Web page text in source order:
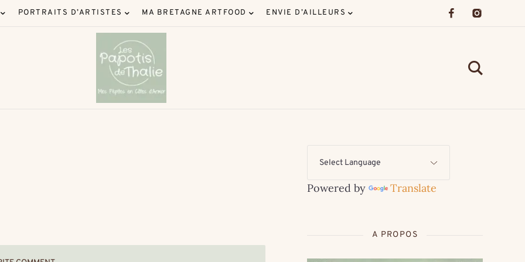
PORTRAITS D’ARTISTES MA BRETAGNE ARTFOOD ENVIE D’AILLEURS
Powered by Translate
A PROPOS